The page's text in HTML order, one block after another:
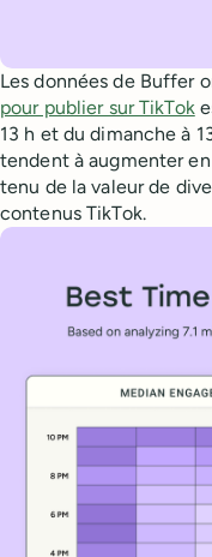
Les données de Buffer
pour publier sur TikTok
13 h et du dimanche à
tendent à augmenter
tenu de la valeur de
contenus TikTok.